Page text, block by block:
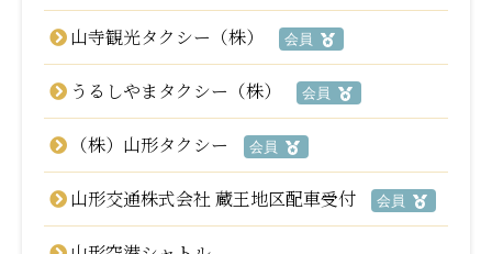
山寺観光タクシー（株） 会員
うるしやまタクシー（株） 会員
（株）山形タクシー 会員
山形交通株式会社 蔵王地区配車受付 会員